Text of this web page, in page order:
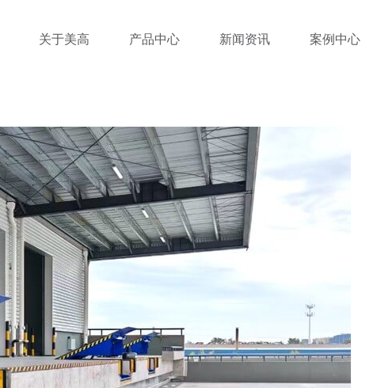
关于美高 产品中心 新闻资讯 案例中心